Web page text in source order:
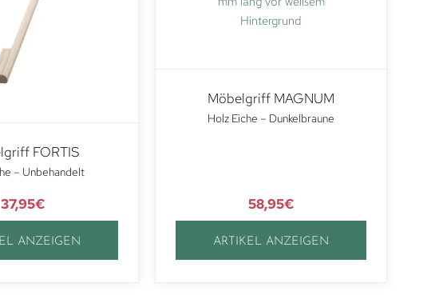
FORTIS
– Unbehandelt
37,95€
ANZEIGEN
Möbelgriff MAGNUM
Holz Eiche – Dunkelbraune
58,95€
ARTIKEL ANZEIGEN